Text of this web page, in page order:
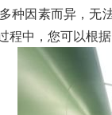
种因素而异，无
程中，您可以根